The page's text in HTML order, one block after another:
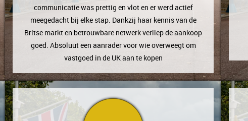
communicatie was prettig en vlot en er werd actief
meegedacht bij elke stap. Dankzij haar kennis van de
Britse markt en betrouwbare netwerk verliep de aankoop
goed. Absoluut een aanrader voor wie overweegt om
vastgoed in de UK aan te kopen